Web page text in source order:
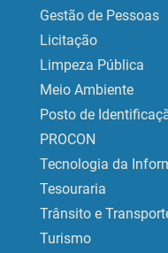
Gestão de Pessoas
Licitação
Limpeza Pública
Meio Ambiente
Posto de
PROCON
Tecnologia da
Tesouraria
Trânsito e
Turismo